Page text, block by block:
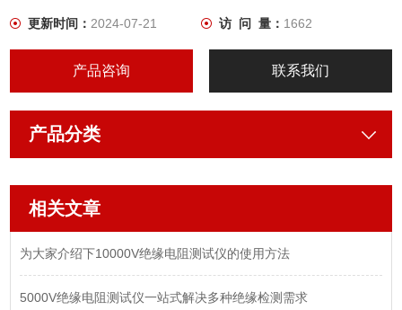
更新时间：2024-07-21 访 问 量： 1662
产品咨询 联系我们
产品分类
相关文章
为大家介绍下10000V绝缘电阻测试仪的使用方法
5000V绝缘电阻测试仪一站式解决多种绝缘检测需求